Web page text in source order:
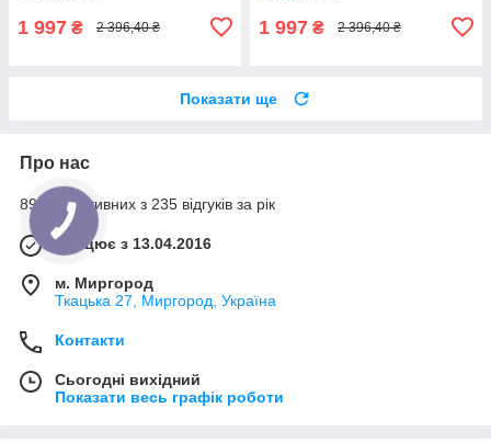
1 997 ₴ 2 396,40 ₴ 1 997 ₴ 2 396,40 ₴
Показати ще
Про нас
89% позитивних з 235 відгуків за рік
Працює з 13.04.2016
м. Миргород
Ткацька 27, Миргород, Україна
Контакти
Сьогодні вихідний
Показати весь графік роботи